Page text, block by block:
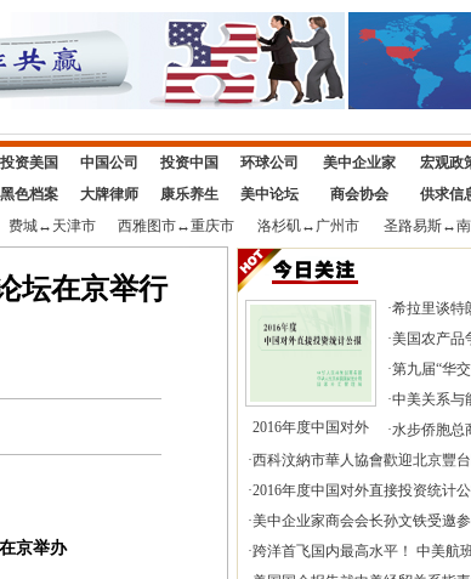
投资美国 中国公司 投资中国 环球公司 美中企业家 宏观政
黑色档案 大牌律师 康乐养生 美中论坛 商会协会 供求信
费城↔ 天津市 西雅图市↔重庆市 洛杉矶↔ 广州市 圣路易斯↔
坛在京举行
京举办
2016年度中国对外
·希拉里谈特
·美国农产品
·第九届“华
·中美关系与
·水步侨胞总
·西科汶納市華人協會歡迎北京豐
·2016年度中国对外直接投资统计
·美中企业家商会会长孙文铁受邀
·跨洋首飞国内最高水平！ 中美航